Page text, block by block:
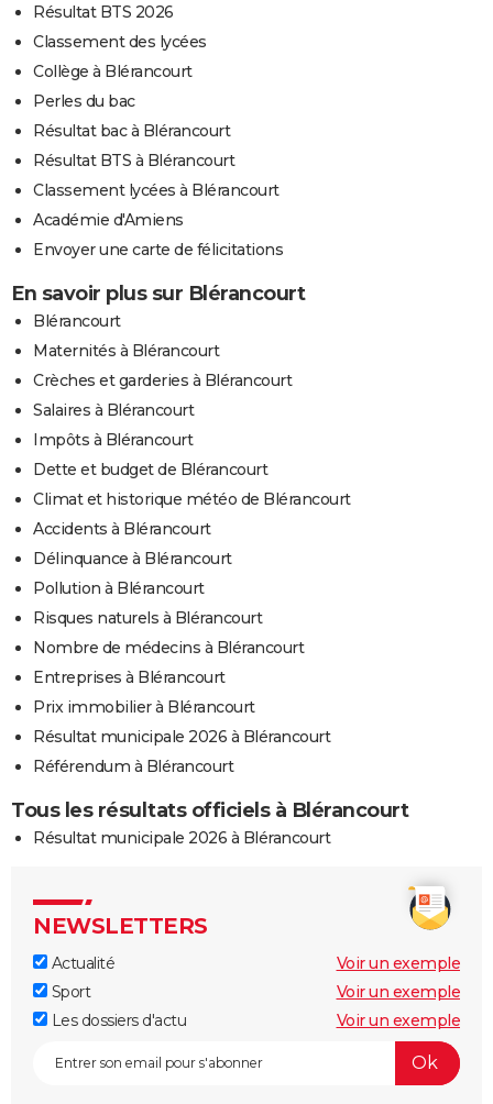
Résultat BTS 2026
Classement des lycées
Collège à Blérancourt
Perles du bac
Résultat bac à Blérancourt
Résultat BTS à Blérancourt
Classement lycées à Blérancourt
Académie d'Amiens
Envoyer une carte de félicitations
En savoir plus sur Blérancourt
Blérancourt
Maternités à Blérancourt
Crèches et garderies à Blérancourt
Salaires à Blérancourt
Impôts à Blérancourt
Dette et budget de Blérancourt
Climat et historique météo de Blérancourt
Accidents à Blérancourt
Délinquance à Blérancourt
Pollution à Blérancourt
Risques naturels à Blérancourt
Nombre de médecins à Blérancourt
Entreprises à Blérancourt
Prix immobilier à Blérancourt
Résultat municipale 2026 à Blérancourt
Référendum à Blérancourt
Tous les résultats officiels à Blérancourt
Résultat municipale 2026 à Blérancourt
NEWSLETTERS
Actualité
Voir un exemple
Sport
Voir un exemple
Les dossiers d'actu
Voir un exemple